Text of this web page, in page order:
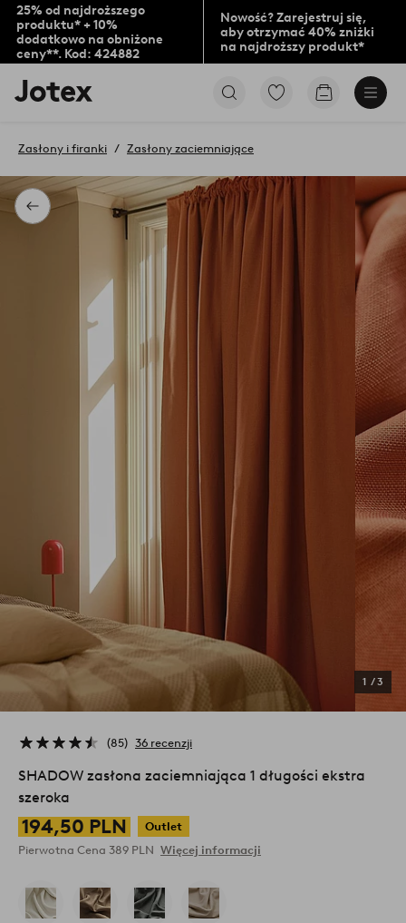
25% od najdroższego
produktu* + 10%
dodatkowo na obniżone
ceny**. Kod: 424882
Nowość? Zarejestruj się,
aby otrzymać 40% zniżki
na najdroższy produkt*
Logo
Jotex
na
stronę
PrzejdźPrzejdź
Powrót
Zasłony i firanki Zasłony zaciemniające
1 /3
85 36 recenzji
SHADOW zasłona zaciemniająca 1 długości ekstra
szeroka
194,50 PLN
Outlet
Pierwotna Cena 389 PLN Więcej informacji